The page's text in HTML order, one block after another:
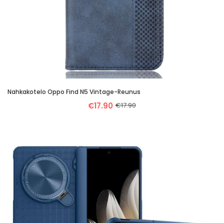
Nahkakotelo Oppo Find N5 Vintage-Reunus
€17.90 €17.90